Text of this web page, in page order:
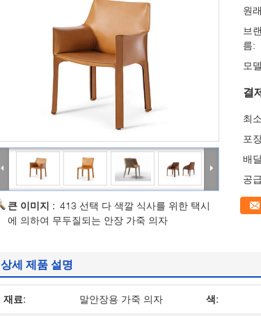
큰 이미지 : 413 선택 다 색깔 식사를 위한 택시
에 의하여 무두질되는 안장 가죽 의자
원
브
름:
모
결
최
포
배
공
상세 제품 설명
재료: 말안장용 가죽 의자 색: